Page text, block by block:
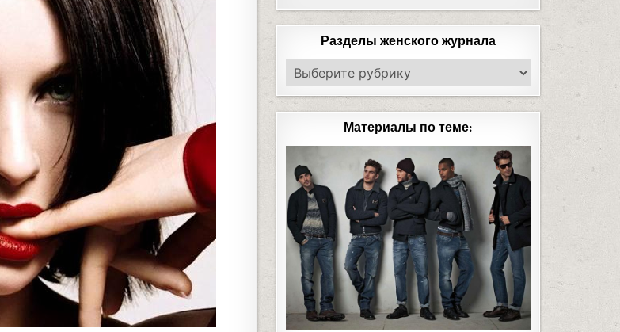
Разделы женского журнала
Материалы по теме: